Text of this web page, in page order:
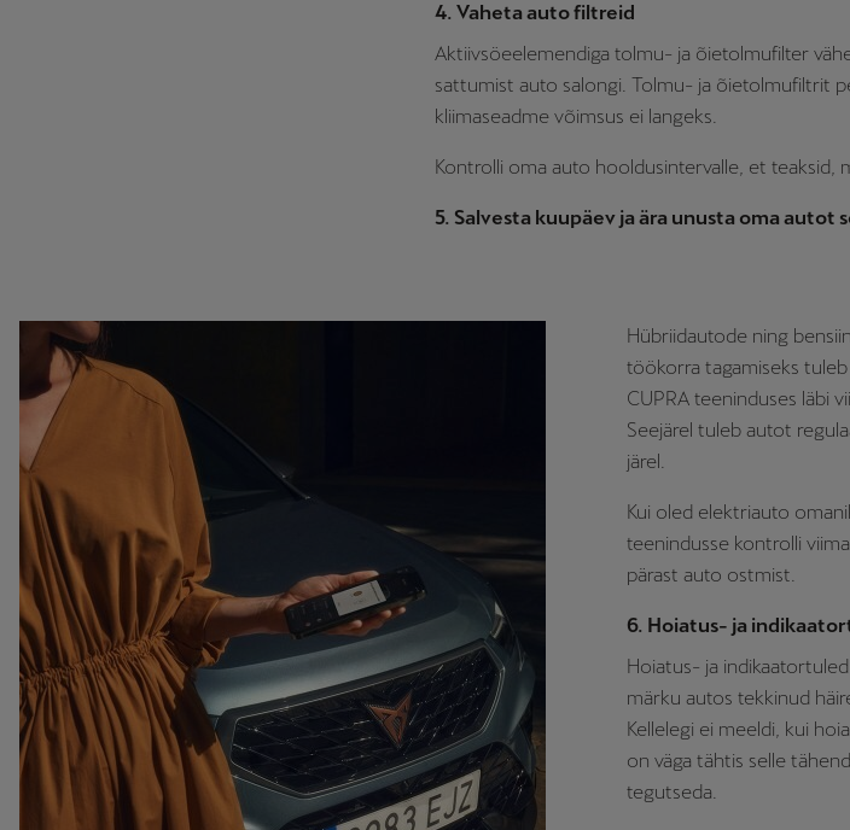
4. Vaheta auto filtreid
Aktiivsöeelemendiga tolmu- ja õietolmufilter
sattumist auto salongi. Tolmu- ja õietolmufiltrit
kliimaseadme võimsus ei langeks.
Kontrolli oma auto hooldusintervalle, et teaksid,
5. Salvesta kuupäev ja ära unusta oma
Hübriidautode ning
töökorra tagamiseks
CUPRA teeninduses läbi
Seejärel tuleb autot
järel.
Kui oled elektriauto
teenindusse kontrolli
pärast auto ostmist.
6. Hoiatus- ja
Hoiatus- ja
märku autos tekkinud
Kellelegi ei meeldi, kui
on väga tähtis selle
tegutseda.